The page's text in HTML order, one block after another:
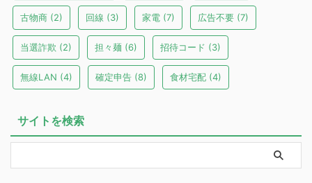
古物商 (2) 回線 (3) 家電 (7) 広告不要 (7)
当選詐欺 (2) 担々麺 (6) 招待コード (3)
無線LAN (4) 確定申告 (8) 食材宅配 (4)
サイトを検索